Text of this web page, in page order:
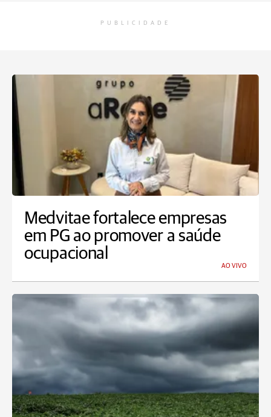
PUBLICIDADE
Medvitae fortalece empresas
em PG ao promover a saúde
ocupacional
AO VIVO